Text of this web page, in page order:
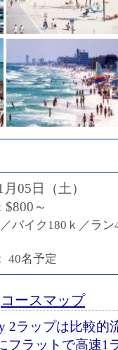
月 05 日（土）
$800～
バイク180ｋ／ラン
40名予定
コースマップ
2ラップは比較的
フラットで高速1